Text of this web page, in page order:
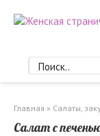
Главная » Салаты,
Салат с